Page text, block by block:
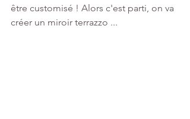
être customisé ! Alors c'est parti, on va
créer un miroir terrazzo ...